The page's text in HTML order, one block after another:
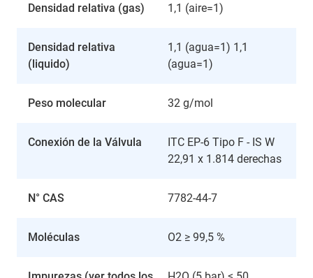
Densidad relativa (gas) 1,1 (aire=1)
Densidad relativa
(liquido)
1,1 (agua=1) 1,1
(agua=1)
Peso molecular 32 g/mol
Conexión de la Válvula
ITC EP-6 Tipo F - IS W
22,91 x 1.814 derechas
N° CAS 7782-44-7
Moléculas O2 ≥ 99,5 %